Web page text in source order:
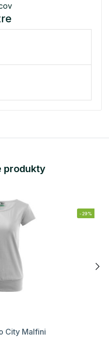
produkty
-29%
City Malfini